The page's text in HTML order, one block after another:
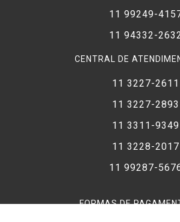
11 99249-
11 94332-
CENTRAL DE
11 3227-2611
11 3227-2893
11 3311-9349
11 3228-2017
11 99287-
FORMAS DE